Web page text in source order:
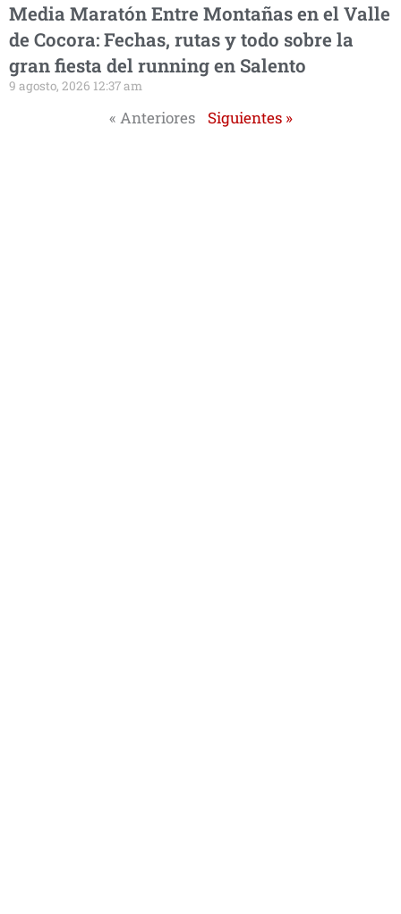
Media Maratón Entre Montañas en el Valle
de Cocora: Fechas, rutas y todo sobre la
gran fiesta del running en Salento
9 agosto, 2026 12:37 am
« Anteriores Siguientes »